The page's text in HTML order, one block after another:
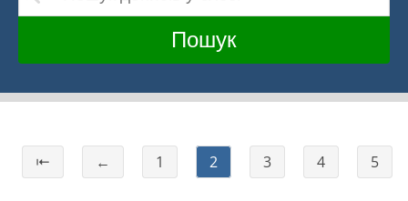
в процесі введення
Пошук
⇤ ← 1 2 3 4 5